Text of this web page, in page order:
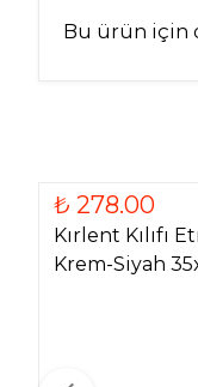
Bu ürün için
₺ 278.00
Kırlent Kılıfı
Krem-Siyah